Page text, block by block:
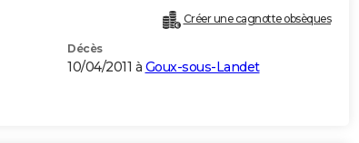
Créer une cagnotte obsèques
Décès
10/04/2011 à Goux-sous-Landet